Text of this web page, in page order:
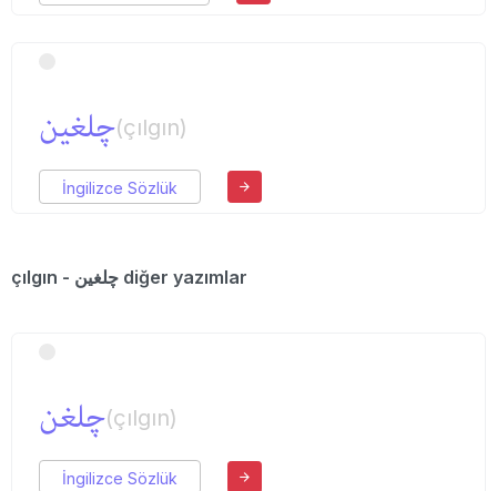
چلغین(çılgın)
İngilizce Sözlük
çılgın - چلغین diğer yazımlar
چلغن(çılgın)
İngilizce Sözlük